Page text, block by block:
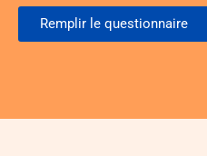
Remplir le questionnaire